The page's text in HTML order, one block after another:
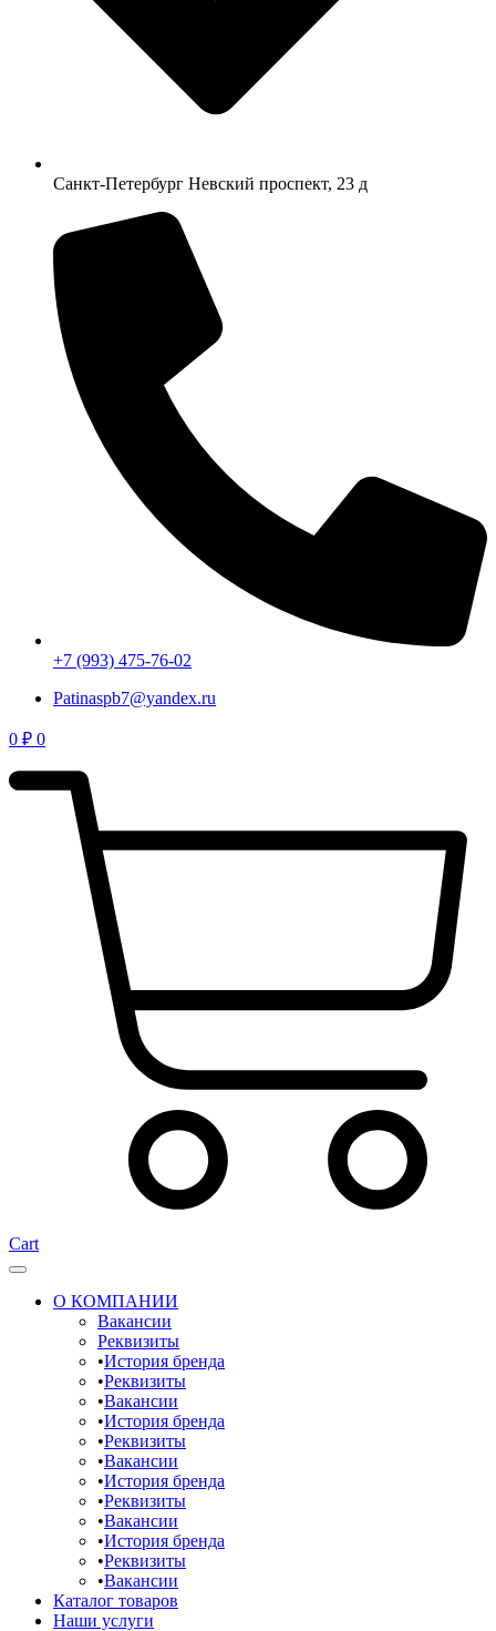
Санкт-Петербург Невский проспект, 23 д
+7 (993) 475-76-02
Patinaspb7@yandex.ru
0 ₽ 0
Cart
О КОМПАНИИ
Вакансии
Реквизиты
История бренда
Реквизиты
Вакансии
История бренда
Реквизиты
Вакансии
История бренда
Реквизиты
Вакансии
История бренда
Реквизиты
Вакансии
Каталог товаров
Наши услуги